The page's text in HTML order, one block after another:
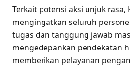
Terkait potensi aksi unjuk rasa,
mengingatkan seluruh
tugas dan tanggung jawab
mengedepankan pendekatan
memberikan pelayanan